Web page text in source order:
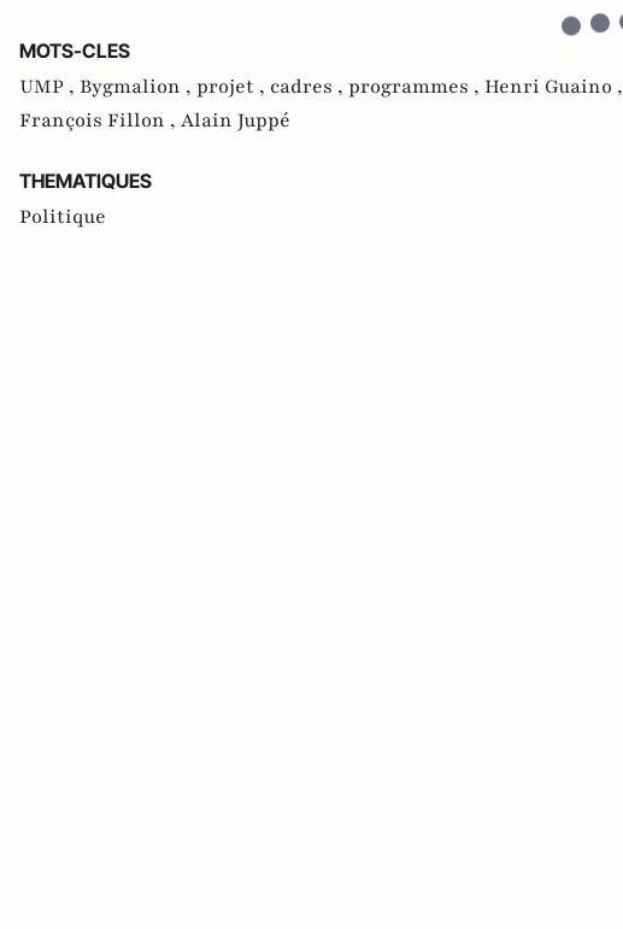
MOTS-CLES
UMP , Bygmalion , projet , cadres , programmes , Henri Guaino ,
François Fillon , Alain Juppé
THEMATIQUES
Politique